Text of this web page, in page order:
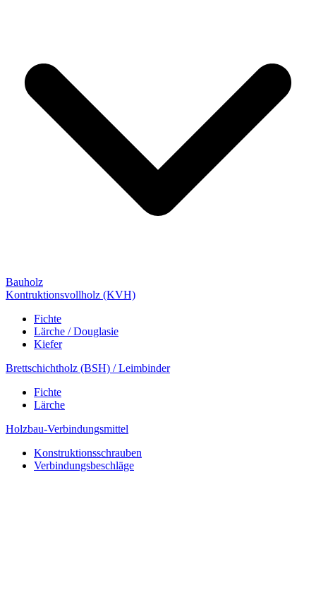
Bauholz
Kontruktionsvollholz (KVH)
Fichte
Lärche / Douglasie
Kiefer
Brettschichtholz (BSH) / Leimbinder
Fichte
Lärche
Holzbau-Verbindungsmittel
Konstruktionsschrauben
Verbindungsbeschläge